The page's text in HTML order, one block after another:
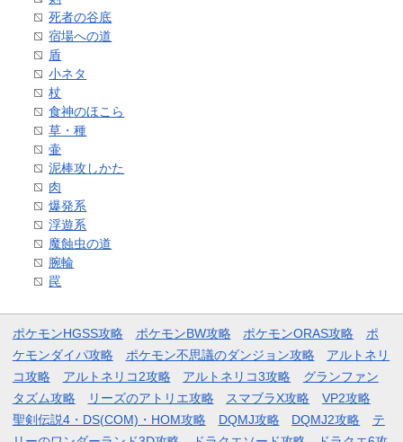
死者の谷底
宿場への道
盾
小ネタ
杖
食神のほこら
草・種
壷
泥棒攻しかた
肉
爆発系
浮遊系
魔蝕虫の道
腕輪
罠
ポケモンHGSS攻略 ポケモンBW攻略 ポケモンORAS攻略
ポ
ケモンダイパ攻略
ポケモン不思議のダンジョン攻略
アルトネリ
コ攻略
アルトネリコ2攻略 アルトネリコ3攻略
グランファン
タズム攻略
リーズのアトリエ攻略 スマブラX攻略
VP2攻略
聖剣伝説4・DS(COM)・HOM攻略
DQMJ攻略 DQMJ2攻略
テ